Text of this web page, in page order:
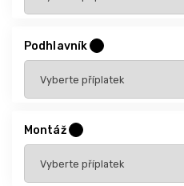
Podhlavník
Montáž